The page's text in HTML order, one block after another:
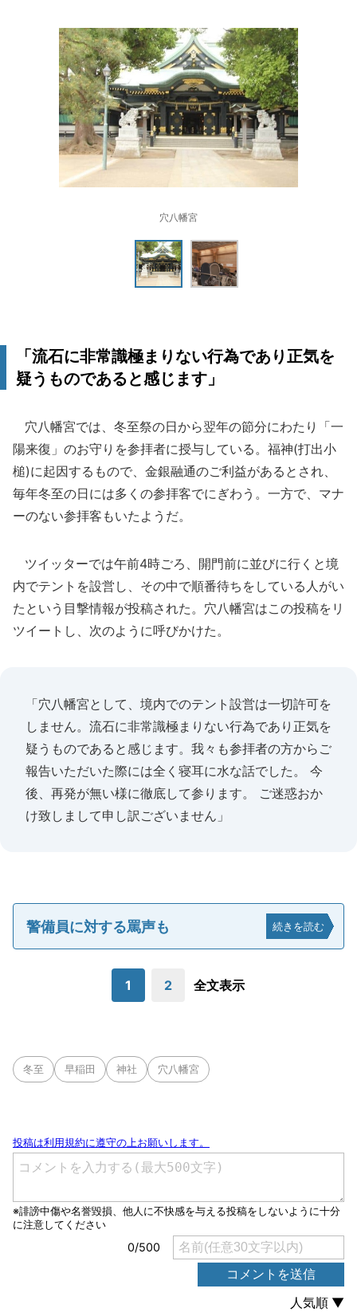
穴八幡宮
「流石に非常識極まりない行為であり正気を
疑うものであると感じます」
穴八幡宮では、冬至祭の日から翌年の節分にわたり「一
陽来復」のお守りを参拝者に授与している。福神(打出小
槌)に起因するもので、金銀融通のご利益があるとされ、
毎年冬至の日には多くの参拝客でにぎわう。一方で、マナ
ーのない参拝客もいたようだ。
ツイッターでは午前4時ごろ、開門前に並びに行くと境
内でテントを設営し、その中で順番待ちをしている人がい
たという目撃情報が投稿された。穴八幡宮はこの投稿をリ
ツイートし、次のように呼びかけた。
「穴八幡宮として、境内でのテント設営は一切許可を
しません。流石に非常識極まりない行為であり正気を
疑うものであると感じます。我々も参拝者の方からご
報告いただいた際には全く寝耳に水な話でした。 今
後、再発が無い様に徹底して参ります。 ご迷惑おか
け致しまして申し訳ございません」
警備員に対する罵声も 続きを読む
1 2 全文表示
冬至 早稲田 神社 穴八幡宮